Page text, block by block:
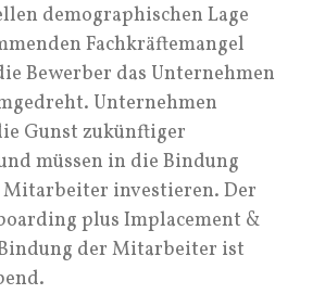
demographischen Lage
Fachkräftemangel
Bewerber das Unternehmen
Unternehmen
Gunst zukünftiger
müssen in die Bindung
Mitarbeiter investieren. Der
plus Implacement &
der Mitarbeiter ist